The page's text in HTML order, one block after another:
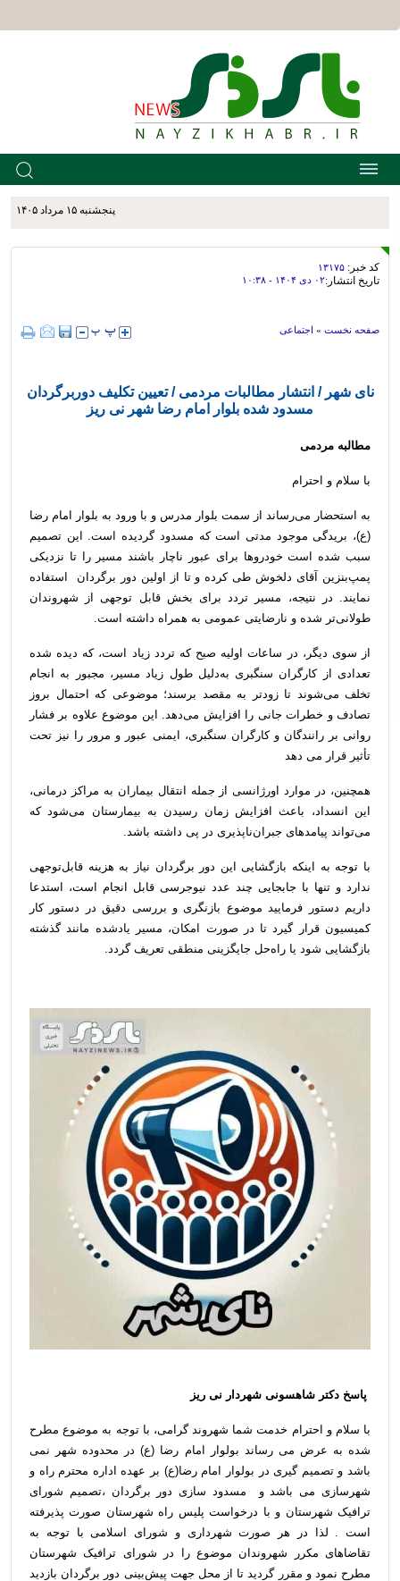
پنجشنبه ۱۵ مرداد ۱۴۰۵
کد خبر: ۱۳۱۷۵
تاریخ انتشار:۰۲ دی ۱۴۰۴ - ۱۰:۳۸
صفحه نخست » اجتماعی
نای شهر / انتشار مطالبات مردمی / تعیین تکلیف دوربرگردان
مسدود شده بلوار امام رضا شهر نی ریز
مطالبه مردمی
با سلام و احترام
به استحضار می‌رساند از سمت بلوار مدرس و با ورود به بلوار امام رضا
(ع)، بریدگی موجود مدتی است که مسدود گردیده است. این تصمیم
سبب شده است خودروها برای عبور ناچار باشند مسیر را تا نزدیکی
پمپ‌بنزین آقای دلخوش طی کرده و تا از اولین دور برگردان استفاده
نمایند. در نتیجه، مسیر تردد برای بخش قابل توجهی از شهروندان
طولانی‌تر شده و نارضایتی عمومی به همراه داشته است.
از سوی دیگر، در ساعات اولیه صبح که تردد زیاد است، که دیده شده
تعدادی از کارگران سنگبری به‌دلیل طول زیاد مسیر، مجبور به انجام
تخلف می‌شوند تا زودتر به مقصد برسند؛ موضوعی که احتمال بروز
تصادف و خطرات جانی را افزایش می‌دهد. این موضوع علاوه بر فشار
روانی بر رانندگان و کارگران سنگبری، ایمنی عبور و مرور را نیز تحت
تأثیر قرار می دهد
همچنین، در موارد اورژانسی از جمله انتقال بیماران به مراکز درمانی،
این انسداد، باعث افزایش زمان رسیدن به بیمارستان می‌شود که
می‌تواند پیامدهای جبران‌ناپذیری در پی داشته باشد.
با توجه به اینکه بازگشایی این دور برگردان نیاز به هزینه قابل‌توجهی
ندارد و تنها با جابجایی چند عدد نیوجرسی قابل انجام است، استدعا
داریم دستور فرمایید موضوع بازنگری و بررسی دقیق در دستور کار
کمیسیون قرار گیرد تا در صورت امکان، مسیر یادشده مانند گذشته
بازگشایی شود یا راه‌حل جایگزینی منطقی تعریف گردد.
پاسخ دکتر شاهسونی شهردار نی ریز
با سلام و احترام خدمت شما شهروند گرامی، با توجه به موضوع مطرح
شده به عرض می رساند بولوار امام رضا (ع) در محدوده شهر نمی
باشد و تصمیم گیری در بولوار امام رضا(ع) بر عهده اداره محترم راه و
شهرسازی می باشد و مسدود سازی دور برگردان ،تصمیم شورای
ترافیک شهرستان و با درخواست پلیس راه شهرستان صورت پذیرفته
است . لذا در هر صورت شهرداری و شورای اسلامی با توجه به
تقاضاهای مکرر شهروندان موضوع را در شورای ترافیک شهرستان
مطرح نمود و مقرر گردید تا از محل جهت پیش‌بینی دور برگردان بازدید